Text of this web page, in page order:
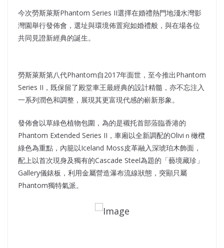
今次勞斯萊斯Phantom Series II選擇在婚禮熱門地淺水灣影
灣園舉行發佈會，選址與環境佈置宛如婚禮般，與在場各位
共同見證新經典的誕生。
勞斯萊斯第八代Phantom自2017年面世，至今推出Phantom
Series II，既保留了殿堂車王最經典的設計精髓，亦不忘注入
一系列潤色和調整，展現其更富現代感的嶄新形象。
發佈會以草綠色植物包圍，為的是襯托首部蒞臨香港的
Phantom Extended Series II，車廂以全新調配的Oliviｎ橄欖
綠色為重點，內籠以Iceland Moss皮革融入深琥珀木飾面，
配上以首次現身及獨有的Cascade Steel為題的「藝境藏珍」
Gallery儀錶板，利用金屬營造瀑布流線狀態，突顯只屬
Phantom獨特氣派。